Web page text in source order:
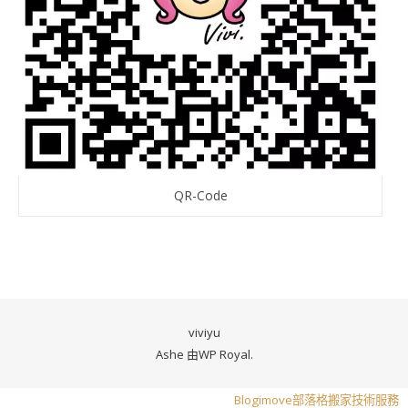
QR-Code
viviyu
Ashe 由WP Royal.
Blogimove部落格搬家技術服務